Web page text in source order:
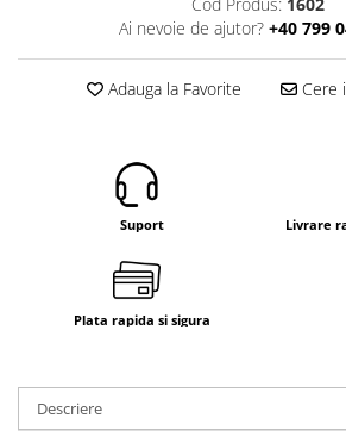
Motoare electrice si pompe
Role, bucse si bolturi
Cilindru hidraulic si burduf
Mecanice
Cilindri si burdufe
Pompe si motoare electrice
Ai nevoie de ajutor? +40 799
Adauga la Favorite Cere
Suport Livrare
Plata rapida si sigura
Descriere